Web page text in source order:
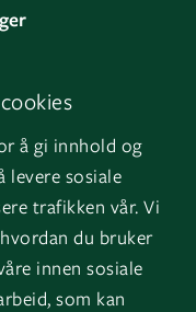
å gi innhold og
levere sosiale
trafikken vår. Vi
du bruker
innen sosiale
som kan
inn